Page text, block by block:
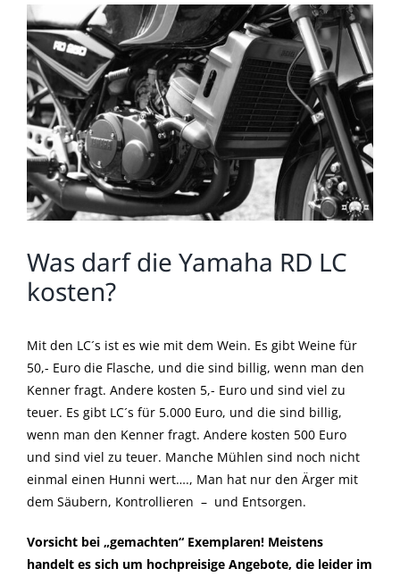
Zeige
grösseres
Bild
Was darf die Yamaha RD LC
kosten?
Mit den LC´s ist es wie mit dem Wein. Es gibt Weine für
50,- Euro die Flasche, und die sind billig, wenn man den
Kenner fragt. Andere kosten 5,- Euro und sind viel zu
teuer. Es gibt LC´s für 5.000 Euro, und die sind billig,
wenn man den Kenner fragt. Andere kosten 500 Euro
und sind viel zu teuer. Manche Mühlen sind noch nicht
einmal einen Hunni wert…., Man hat nur den Ärger mit
dem Säubern, Kontrollieren – und Entsorgen.
Vorsicht bei „gemachten“ Exemplaren! Meistens
handelt es sich um hochpreisige Angebote, die leider im